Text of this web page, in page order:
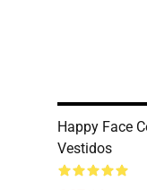
Happy Face
Vestidos